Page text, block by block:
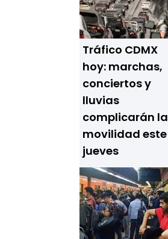
Tráfico CDMX
hoy: marchas,
conciertos y
lluvias
complicarán la
movilidad este
jueves